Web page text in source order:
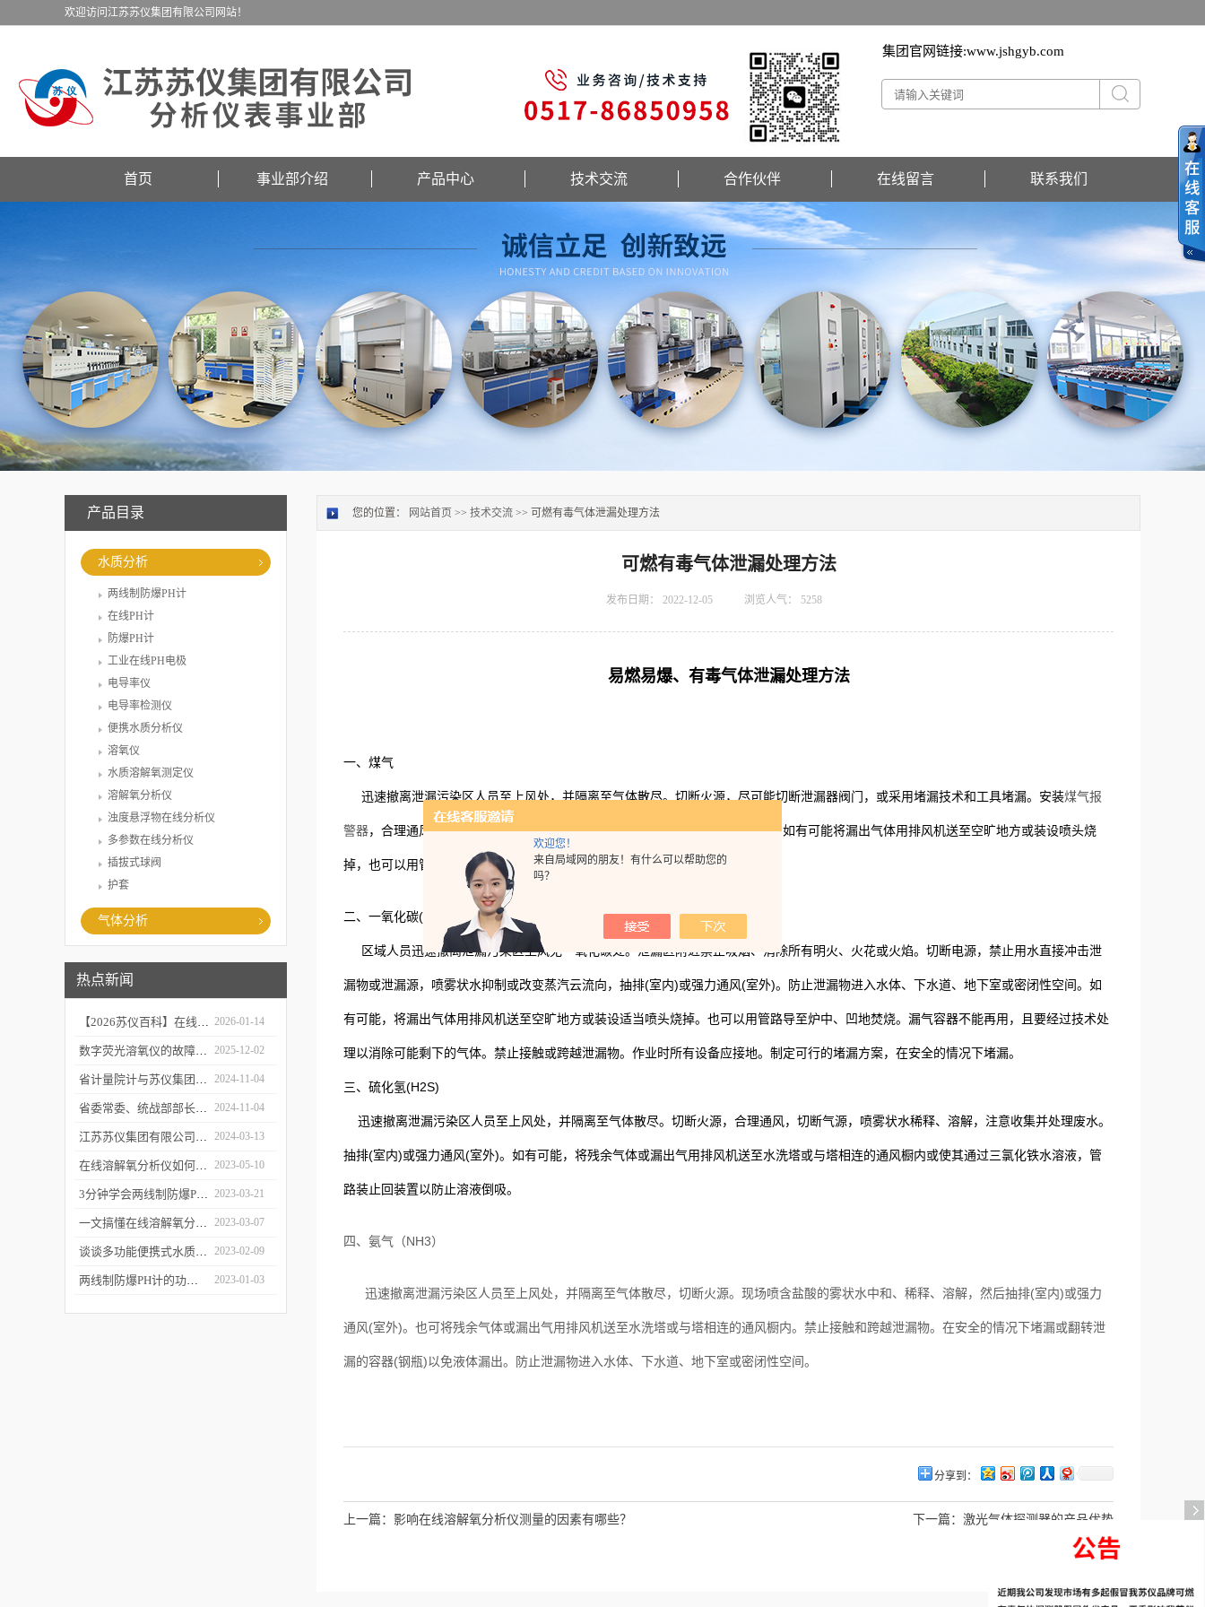
欢迎您！
来自局域网的朋友！有什么可以帮助您的
吗？
欢迎访问江苏苏仪集团有限公司网站！
集团官网链接:www.jshgyb.com
首页 事业部介绍 产品中心 技术交流 合作伙伴 在线留言 联系我们
产品目录
水质分析
两线制防爆PH计
在线PH计
防爆PH计
工业在线PH电极
电导率仪
电导率检测仪
便携水质分析仪
溶氧仪
水质溶解氧测定仪
溶解氧分析仪
浊度悬浮物在线分析仪
多参数在线分析仪
插拔式球阀
护套
气体分析
热点新闻
【2026苏仪百科】在线溶解氧分析仪的工作原及应用领域 2026-01-14
数字荧光溶氧仪的故障诊断与可靠性分析 2025-12-02
省计量院计与苏仪集团开展党建共建活动 2024-11-04
省委常委、统战部部长胡广杰来金调研 2024-11-04
江苏苏仪集团有限公司感恩回顾2023 携手并进2024 2024-03-13
在线溶解氧分析仪如何校准和维护？ 2023-05-10
3分钟学会两线制防爆PH计的操作步骤 2023-03-21
一文搞懂在线溶解氧分析仪的10个性能特点 2023-03-07
谈谈多功能便携式水质分析仪的功能特点 2023-02-09
两线制防爆PH计的功能特点有哪些？看完下文就知道了 2023-01-03
您的位置： 网站首页 >> 技术交流 >> 可燃有毒气体泄漏处理方法
可燃有毒气体泄漏处理方法
发布日期： 2022-12-05 浏览人气： 5258
易燃易爆、有毒气体泄漏处理方法
一、煤气
迅速撤离泄漏污染区人员至上风处，并隔离至气体散尽。切断火源，尽可能切断泄漏器阀门，或采用堵漏技术和工具堵漏。安装煤气报
警器，合理通风，加速扩散。防止泄漏煤气进入下水道、地下室或密闭性空间。如有可能将漏出气体用排风机送至空旷地方或装设喷头烧
掉，也可以用管路导至炉中或空旷地焚烧。
二、一氧化碳(CO)
区域人员迅速撤离泄漏污染区上风无一氧化碳处。泄漏区附近禁止吸烟、消除所有明火、火花或火焰。切断电源，禁止用水直接冲击泄
漏物或泄漏源，喷雾状水抑制或改变蒸汽云流向，抽排(室内)或强力通风(室外)。防止泄漏物进入水体、下水道、地下室或密闭性空间。如
有可能，将漏出气体用排风机送至空旷地方或装设适当喷头烧掉。也可以用管路导至炉中、凹地焚烧。漏气容器不能再用，且要经过技术处
理以消除可能剩下的气体。禁止接触或跨越泄漏物。作业时所有设备应接地。制定可行的堵漏方案，在安全的情况下堵漏。
三、硫化氢(H2S)
迅速撤离泄漏污染区人员至上风处，并隔离至气体散尽。切断火源，合理通风，切断气源，喷雾状水稀释、溶解，注意收集并处理废水。
抽排(室内)或强力通风(室外)。如有可能，将残余气体或漏出气用排风机送至水洗塔或与塔相连的通风橱内或使其通过三氯化铁水溶液，管
路装止回装置以防止溶液倒吸。
四、氨气（NH3）
迅速撤离泄漏污染区人员至上风处，并隔离至气体散尽，切断火源。现场喷含盐酸的雾状水中和、稀释、溶解，然后抽排(室内)或强力
通风(室外)。也可将残余气体或漏出气用排风机送至水洗塔或与塔相连的通风橱内。禁止接触和跨越泄漏物。在安全的情况下堵漏或翻转泄
漏的容器(钢瓶)以免液体漏出。防止泄漏物进入水体、下水道、地下室或密闭性空间。
分享到：
上一篇： 影响在线溶解氧分析仪测量的因素有哪些？ 下一篇： 激光气体探测器的产品优势